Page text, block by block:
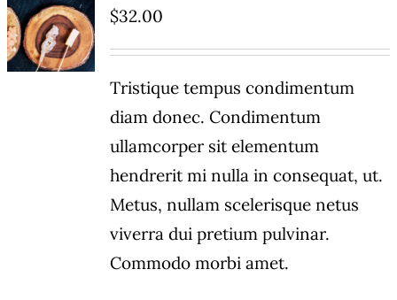
ADD TO
CART
/
DÉTAILS
$32.00
Tristique tempus condimentum
diam donec. Condimentum
ullamcorper sit elementum
hendrerit mi nulla in consequat, ut.
Metus, nullam scelerisque netus
viverra dui pretium pulvinar.
Commodo morbi amet.